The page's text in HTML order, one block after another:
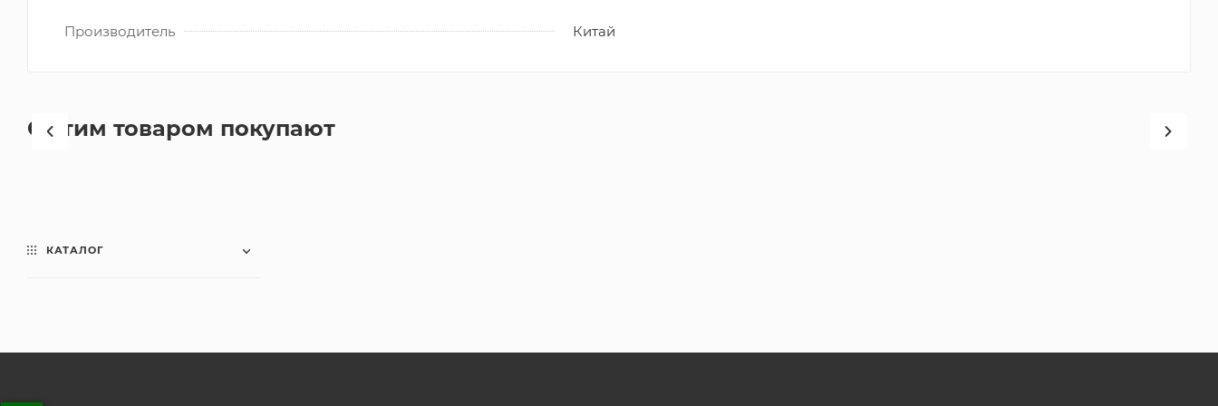
Производитель Китай
С этим товаром покупают
КАТАЛОГ